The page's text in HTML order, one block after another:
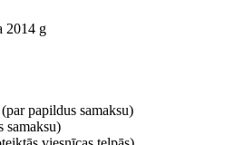
2014 g
papildus samaksu)
samaksu)